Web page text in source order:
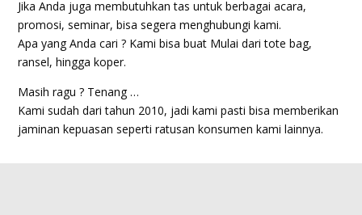
Jika Anda juga membutuhkan tas untuk berbagai acara,
promosi, seminar, bisa segera menghubungi kami.
Apa yang Anda cari ? Kami bisa buat Mulai dari tote bag,
ransel, hingga koper.
Masih ragu ? Tenang …
Kami sudah dari tahun 2010, jadi kami pasti bisa memberikan
jaminan kepuasan seperti ratusan konsumen kami lainnya.